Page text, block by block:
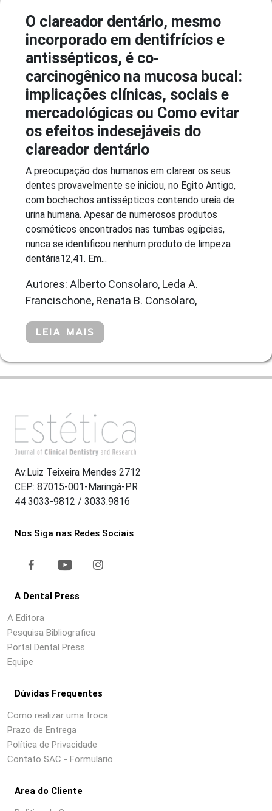
O clareador dentário, mesmo
incorporado em dentifrícios e
antissépticos, é co-
carcinogênico na mucosa bucal:
implicações clínicas, sociais e
mercadológicas ou Como evitar
os efeitos indesejáveis do
clareador dentário
A preocupação dos humanos em clarear os seus
dentes provavelmente se iniciou, no Egito Antigo,
com bochechos antissépticos contendo ureia de
urina humana. Apesar de numerosos produtos
cosméticos encontrados nas tumbas egípcias,
nunca se identificou nenhum produto de limpeza
dentária12,41. Em...
Autores: Alberto Consolaro, Leda A.
Francischone, Renata B. Consolaro,
LEIA MAIS
Av.Luiz Teixeira Mendes 2712
CEP: 87015-001-Maringá-PR
44 3033-9812 / 3033.9816
Nos Siga nas Redes Sociais
A Dental Press
A Editora
Pesquisa Bibliografica
Portal Dental Press
Equipe
Dúvidas Frequentes
Como realizar uma troca
Prazo de Entrega
Política de Privacidade
Contato SAC - Formulario
Area do Cliente